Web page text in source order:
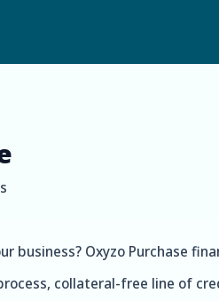
Oxyzo Purchase
collateral-free line of